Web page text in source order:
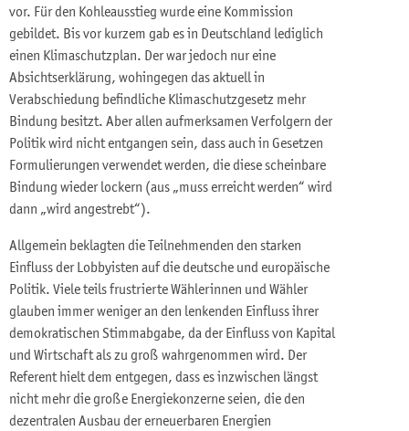
vor. Für den Kohleausstieg wurde eine Kommission
gebildet. Bis vor kurzem gab es in Deutschland lediglich
einen Klimaschutzplan. Der war jedoch nur eine
Absichtserklärung, wohingegen das aktuell in
Verabschiedung befindliche Klimaschutzgesetz mehr
Bindung besitzt. Aber allen aufmerksamen Verfolgern der
Politik wird nicht entgangen sein, dass auch in Gesetzen
Formulierungen verwendet werden, die diese scheinbare
Bindung wieder lockern (aus „muss erreicht werden“ wird
dann „wird angestrebt“).
Allgemein beklagten die Teilnehmenden den starken
Einfluss der Lobbyisten auf die deutsche und europäische
Politik. Viele teils frustrierte Wählerinnen und Wähler
glauben immer weniger an den lenkenden Einfluss ihrer
demokratischen Stimmabgabe, da der Einfluss von Kapital
und Wirtschaft als zu groß wahrgenommen wird. Der
Referent hielt dem entgegen, dass es inzwischen längst
nicht mehr die große Energiekonzerne seien, die den
dezentralen Ausbau der erneuerbaren Energien